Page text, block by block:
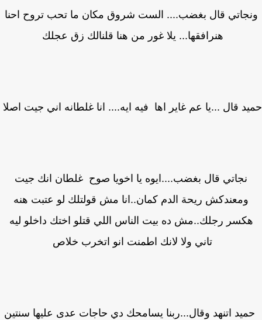
قال بغضب.... الست شروق مكان ما تحب تروح احنا
هنرافقها... يلا غور من هنا قلنالك زق عجلك
قال ...يا عم غاير اها فيه ايه.... انا غلطانه اني جيت اصلا
نجاتي قال بغضب....ايوه يا اخويا صوح غلطان انك جيت
ومعندكش ريحة الدم كمان..انا مش قولتلك لو عتبت هنه
رجلك..مش ده بيت الناس اللي قتلو اختك داخلو ليه
تاني ولا لانك اطمنت انو اتخرب خلاص
اتنهد وقال...ربنا يسامحك دي حاجات عدى عليها سنتين